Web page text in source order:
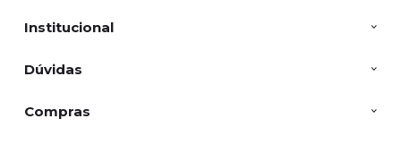
Institucional
Dúvidas
Compras